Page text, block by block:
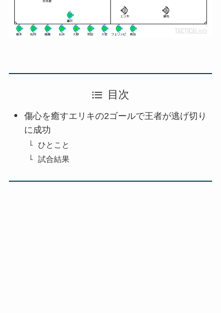
目次
傷心を癒すエリキの2ゴールで王者が逃げ切り
に成功
ひとこと
試合結果